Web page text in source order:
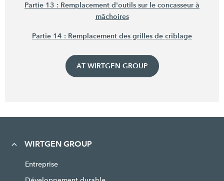
Partie 13 : Remplacement d'outils sur le concasseur à
mâchoires
Partie 14 : Remplacement des grilles de criblage
AT WIRTGEN GROUP
WIRTGEN GROUP
Entreprise